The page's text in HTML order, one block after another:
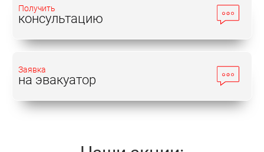
Получить
консультацию
Заявка
на эвакуатор